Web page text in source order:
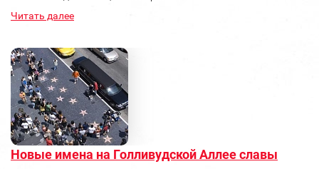
Читать далее
Новые имена на Голливудской Аллее славы